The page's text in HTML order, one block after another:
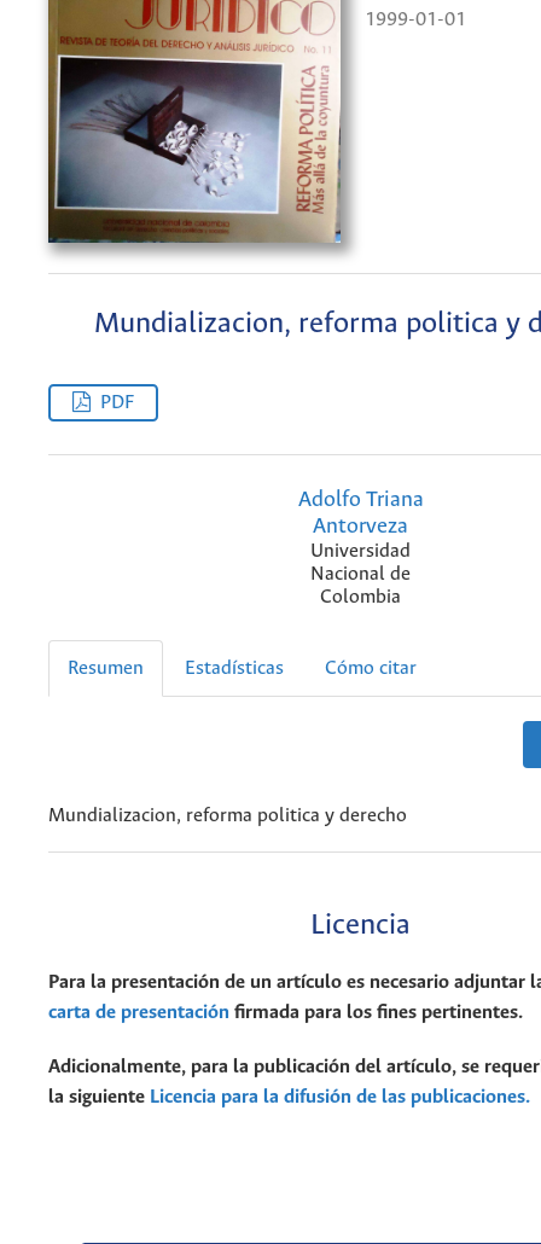
1999-01-01
Mundializacion, reforma politica y
PDF
Adolfo Triana
Antorveza
Universidad
Nacional de
Colombia
Resumen Estadísticas Cómo citar
Mundializacion, reforma politica y derecho
Licencia
Para la presentación de un artículo es necesario adjuntar
carta de presentación firmada para los fines pertinentes.
Adicionalmente, para la publicación del artículo, se
la siguiente Licencia para la difusión de las publicaciones.